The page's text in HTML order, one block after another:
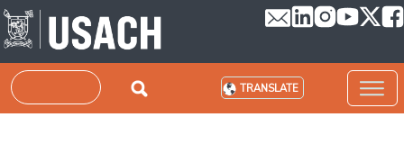
Skip to main content
Search TRANSLATE